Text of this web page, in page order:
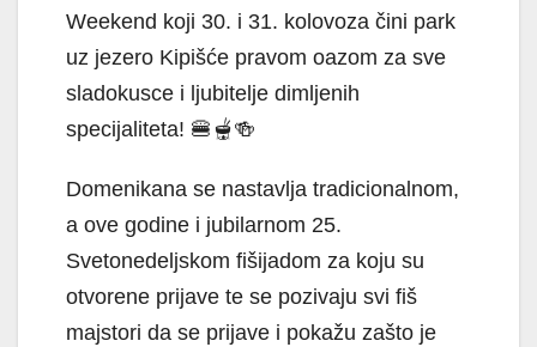
Weekend koji 30. i 31. kolovoza čini park
uz jezero Kipišće pravom oazom za sve
sladokusce i ljubitelje dimljenih
specijaliteta! 🍔🫕🍻
Domenikana se nastavlja tradicionalnom,
a ove godine i jubilarnom 25.
Svetonedeljskom fišijadom za koju su
otvorene prijave te se pozivaju svi fiš
majstori da se prijave i pokažu zašto je